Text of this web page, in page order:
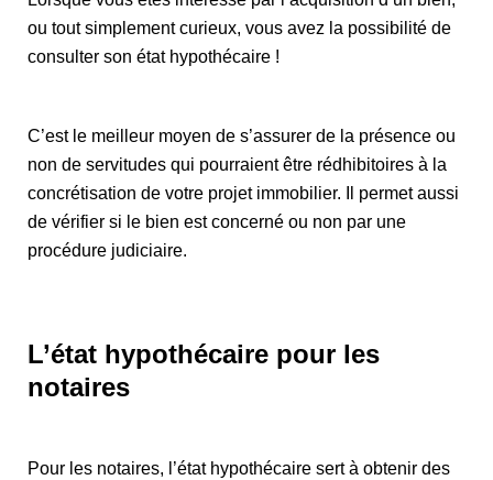
ou tout simplement curieux, vous avez la possibilité de
consulter son état hypothécaire !
C’est le meilleur moyen de s’assurer de la présence ou
non de servitudes qui pourraient être rédhibitoires à la
concrétisation de votre projet immobilier. Il permet aussi
de vérifier si le bien est concerné ou non par une
procédure judiciaire.
L’état hypothécaire pour les
notaires
Pour les notaires, l’état hypothécaire sert à obtenir des